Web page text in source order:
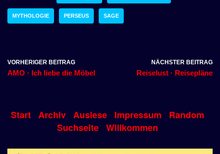
MYTHOLOGIE PERSEUS SAGE
VORHERIGER BEITRAG
AMO · Ich liebe die Möbel
NÄCHSTER BEITRAG
Reiselust · Reisepläne
Start Archiv Auslese Impressum
Random
Suchseite Willkommen